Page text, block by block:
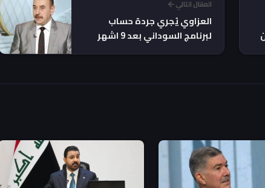
المقال التالي
العزاوي يُجري جردة حساب
لبرنامج السوداني بعد 9 اشهر